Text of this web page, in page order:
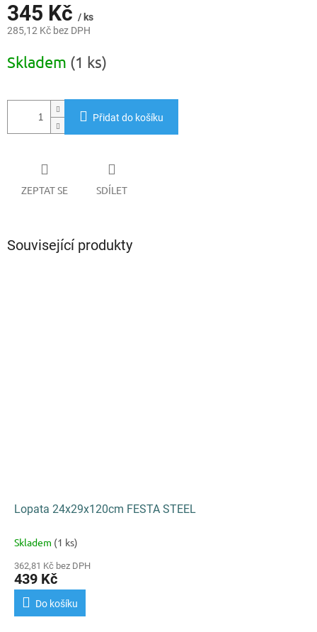
345 Kč / ks
285,12 Kč bez DPH
cena:
Skladem (1 ks)
Přidat do košíku
ZEPTAT SE SDÍLET
Související produkty
Lopata 24x29x120cm FESTA STEEL
Skladem (1 ks)
362,81 Kč bez DPH
439 Kč
Do košíku